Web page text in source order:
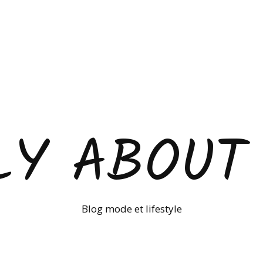
Blog mode et lifestyle